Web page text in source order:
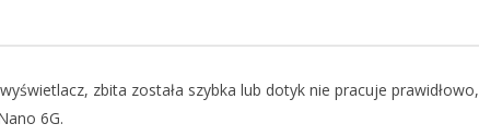
zbita została szybka lub dotyk nie pracuje prawidłowo,
6G.